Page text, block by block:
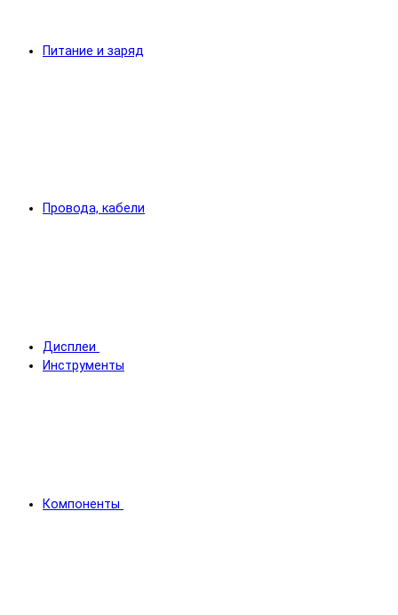
Питание и заряд
Провода, кабели
Дисплеи
Инструменты
Компоненты